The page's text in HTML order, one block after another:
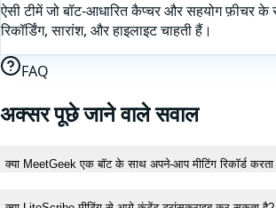
ऐसी टीमें जो बॉट-आधारित कैप्चर और सहयोग फ़ीचर के
रिकॉर्डिंग, सारांश, और हाइलाइट चाहती हैं।
FAQ
अक्सर पूछे जाने वाले सवाल
क्या MeetGeek एक बॉट के साथ अपने-आप मीटिंग रिकॉर्ड करता